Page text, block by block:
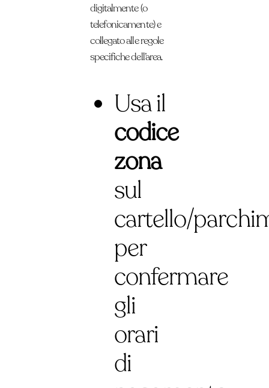
digitalmente (o
telefonicamente) e
collegato alle regole
specifiche dell’area.
Usa il
codice
zona
sul
cartello/
per
confermare
gli
orari
di